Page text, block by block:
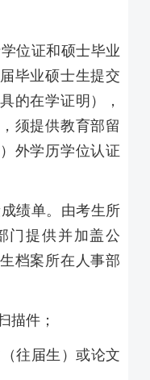
位证和硕士毕业
毕业硕士生提交
的在学证明），
须提供教育部留
外学历学位认证
绩单。由考生所
门提供并加盖公
档案所在人事部
描件；
往届生）或论文